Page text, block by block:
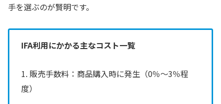
手を選ぶのが賢明です。
IFA利用にかかる主なコスト一覧
1. 販売手数料：商品購入時に発生（0％〜3％程
度）